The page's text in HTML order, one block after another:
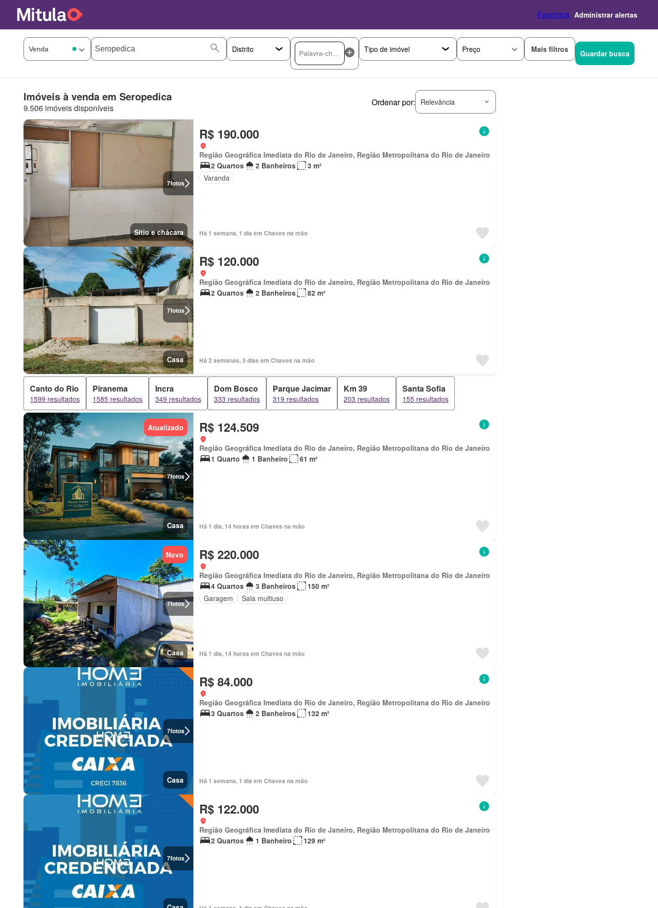
Favoritos Administrar alertas
Preço Mais filtros Guardar busca
Imóveis à venda em Seropedica
9.506 imóveis disponíveis
Ordenar por: Relevância
7fotos
Sítio e chácara
R$ 190.000
Região Geográfica Imediata do Rio de Janeiro, Região Metropolitana do Rio de Janeiro
2 Quartos
2 Banheiros
3 m²
Varanda
Há 1 semana, 1 dia em Chaves na mão
7fotos
Casa
R$ 120.000
Região Geográfica Imediata do Rio de Janeiro, Região Metropolitana do Rio de Janeiro
2 Quartos
2 Banheiros 82 m²
Há 2 semanas, 3 dias em Chaves na mão
Canto do Rio
1599 resultados
Piranema
1585 resultados
Incra
349 resultados
Dom Bosco
333 resultados
Parque Jacimar
319 resultados
Km 39
203 resultados
Santa Sofia
155 resultados
7fotos
Atualizado
Casa
R$ 124.509
Região Geográfica Imediata do Rio de Janeiro, Região Metropolitana do Rio de Janeiro
1 Quarto
1 Banheiro 61 m²
Há 1 dia, 14 horas em Chaves na mão
7fotos
Novo
Casa
R$ 220.000
Região Geográfica Imediata do Rio de Janeiro, Região Metropolitana do Rio de Janeiro
4 Quartos
3 Banheiros
150 m²
Garagem
Sala multiuso
Há 1 dia, 14 horas em Chaves na mão
7fotos
Casa
R$ 84.000
Região Geográfica Imediata do Rio de Janeiro, Região Metropolitana do Rio de Janeiro
3 Quartos
2 Banheiros 132 m²
Há 1 semana, 1 dia em Chaves na mão
7fotos
R$ 122.000
Região Geográfica Imediata do Rio de Janeiro, Região Metropolitana do Rio de Janeiro
2 Quartos
1 Banheiro 129 m²